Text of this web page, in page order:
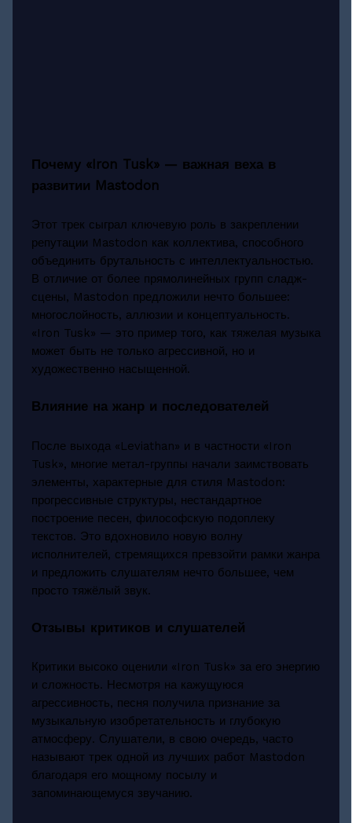
Почему «Iron Tusk» — важная веха в
развитии Mastodon
Этот трек сыграл ключевую роль в закреплении
репутации Mastodon как коллектива, способного
объединить брутальность с интеллектуальностью.
В отличие от более прямолинейных групп сладж-
сцены, Mastodon предложили нечто большее:
многослойность, аллюзии и концептуальность.
«Iron Tusk» — это пример того, как тяжелая музыка
может быть не только агрессивной, но и
художественно насыщенной.
Влияние на жанр и последователей
После выхода «Leviathan» и в частности «Iron
Tusk», многие метал-группы начали заимствовать
элементы, характерные для стиля Mastodon:
прогрессивные структуры, нестандартное
построение песен, философскую подоплеку
текстов. Это вдохновило новую волну
исполнителей, стремящихся превзойти рамки жанра
и предложить слушателям нечто большее, чем
просто тяжёлый звук.
Отзывы критиков и слушателей
Критики высоко оценили «Iron Tusk» за его энергию
и сложность. Несмотря на кажущуюся
агрессивность, песня получила признание за
музыкальную изобретательность и глубокую
атмосферу. Слушатели, в свою очередь, часто
называют трек одной из лучших работ Mastodon
благодаря его мощному посылу и
запоминающемуся звучанию.